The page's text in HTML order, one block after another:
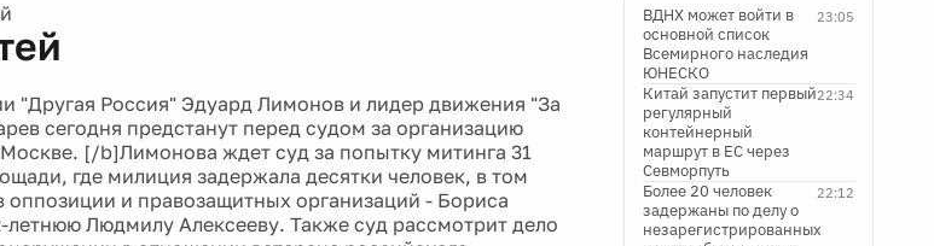
"Другая Россия" Эдуард Лимонов и лидер движения "За
сегодня предстанут перед судом за организацию
[/b]Лимонова ждет суд за попытку митинга 31
где милиция задержала десятки человек, в том
оппозиции и правозащитных организаций - Бориса
Людмилу Алексееву. Также суд рассмотрит дело
23:05
ВДНХ может войти в
основной список
Всемирного наследия
ЮНЕСКО
22:34
Китай запустит первый
регулярный
контейнерный
маршрут в ЕС через
Севморпуть
22:12
Более 20 человек
задержаны по делу о
незарегистрированных